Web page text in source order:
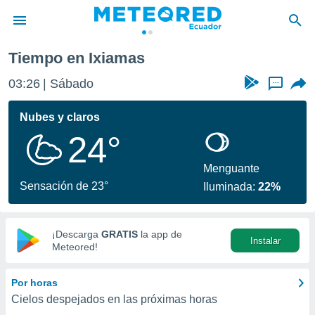
de
ha
calidad.
a este
las
y
digital
basada
Tiempo en Ixiamas
03:26 Sábado ...
Nubes y claros
24°
Sensación de 23°
Menguante
Iluminada:22%
¡Descarga GRATIS la app de
Meteored!
Instalar
Por horas
Cielos despejados en las próximas horas